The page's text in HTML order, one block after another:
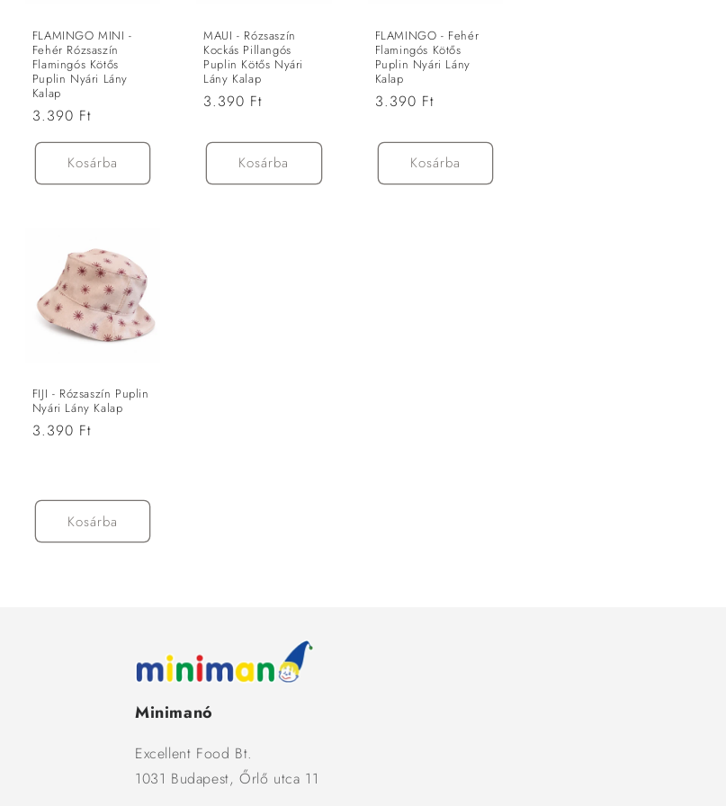
FLAMINGO MINI -
Fehér Rózsaszín
Flamingós Kötős
Puplin Nyári Lány
Kalap
Normál
ár
3.390 Ft
Kosárba
MAUI - Rózsaszín
Kockás Pillangós
Puplin Kötős Nyári
Lány Kalap
Normál
3.390 Ft
Kosárba
FLAMINGO - Fehér
Flamingós Kötős
Puplin Nyári Lány
Kalap
Normál
3.390 Ft
Kosárba
FIJI - Rózsaszín Puplin
Nyári Lány Kalap
Normál
3.390 Ft
Kosárba
Minimanó
Excellent Food Bt.
1031 Budapest, Őrlő utca 11